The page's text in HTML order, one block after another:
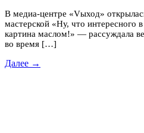
В медиа-центре «Vыход»
мастерской «Ну, что интересного
картина маслом!» — рассуждала
во время […]
Далее →